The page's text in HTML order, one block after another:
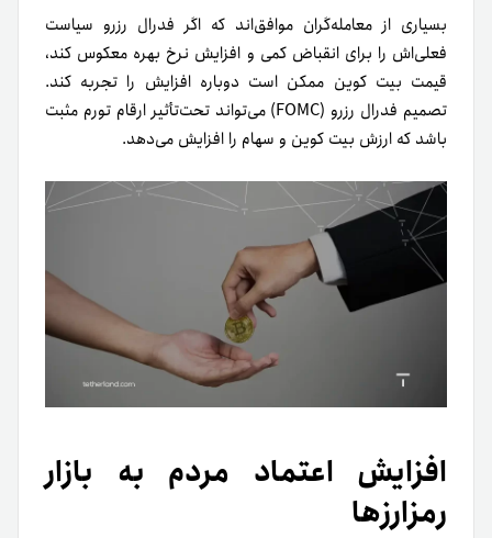
بسیاری از معامله‌گران موافق‌اند که اگر فدرال رزرو سیاست
فعلی‌اش را برای انقباض کمی و افزایش نرخ بهره معکوس کند،
قیمت بیت کوین ممکن است دوباره افزایش را تجربه کند.
تصمیم فدرال رزرو (FOMC) می‌تواند تحت‌تأثیر ارقام تورم مثبت
باشد که ارزش بیت کوین و سهام را افزایش می‌دهد.
افزایش اعتماد مردم به بازار
رمز‌ارزها